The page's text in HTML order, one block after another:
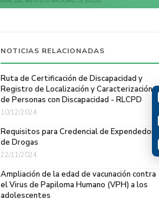
NOTICIAS RELACIONADAS
Ruta de Certificación de Discapacidad y
Registro de Localización y Caracterización
de Personas con Discapacidad - RLCPD
10/12/2024
Requisitos para Credencial de Expendedor
de Drogas
22/11/2024
Ampliación de la edad de vacunación contra
el Virus de Papiloma Humano (VPH) a los
adolescentes